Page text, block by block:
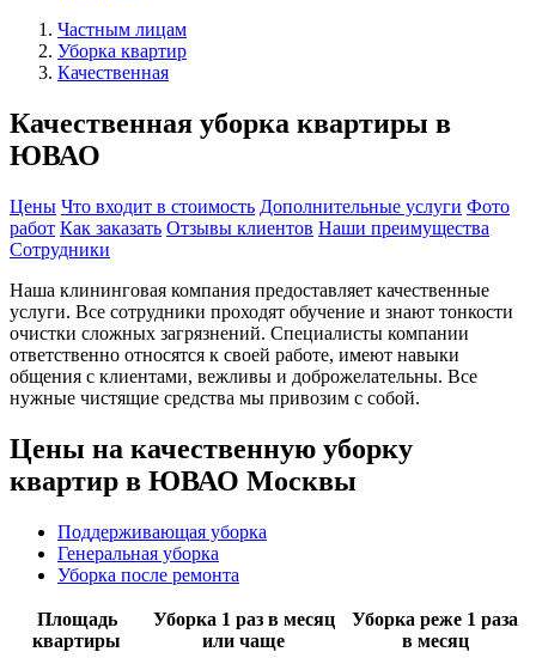
Частным лицам
Уборка квартир
Качественная
Качественная уборка квартиры в
ЮВАО
Цены Что входит в стоимость Дополнительные услуги Фото
работ Как заказать Отзывы клиентов Наши преимущества
Сотрудники
Наша клининговая компания предоставляет качественные
услуги. Все сотрудники проходят обучение и знают тонкости
очистки сложных загрязнений. Специалисты компании
ответственно относятся к своей работе, имеют навыки
общения с клиентами, вежливы и доброжелательны. Все
нужные чистящие средства мы привозим с собой.
Цены на качественную уборку
квартир в ЮВАО Москвы
Поддерживающая уборка
Генеральная уборка
Уборка после ремонта
Площадь
квартиры
Уборка 1 раз в месяц
или чаще
Уборка реже 1 раза
в месяц